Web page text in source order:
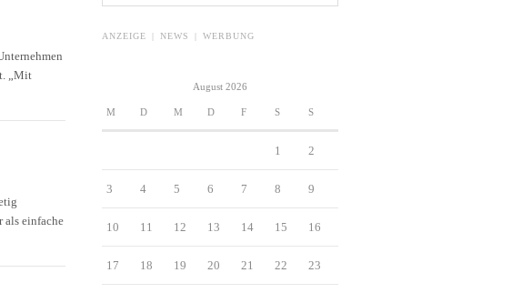
„Mit
als einfache
ANZEIGE | NEWS | WERBUNG
August 2026
M D M D F S S
1 2
3 4 5 6 7 8 9
10 11 12 13 14 15 16
17 18 19 20 21 22 23